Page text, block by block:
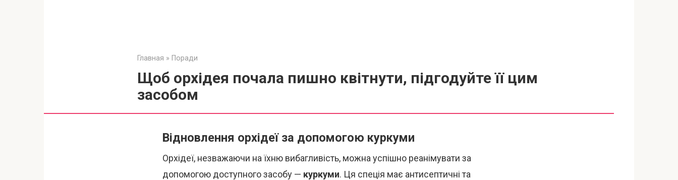
Главная » Поради
Щоб орхідея почала пишно квітнути, підгодуйте її цим
засобом
Відновлення орхідеї за допомогою куркуми
Орхідеї, незважаючи на їхню вибагливість, можна успішно реанімувати за
допомогою доступного засобу — куркуми. Ця спеція має антисептичні та